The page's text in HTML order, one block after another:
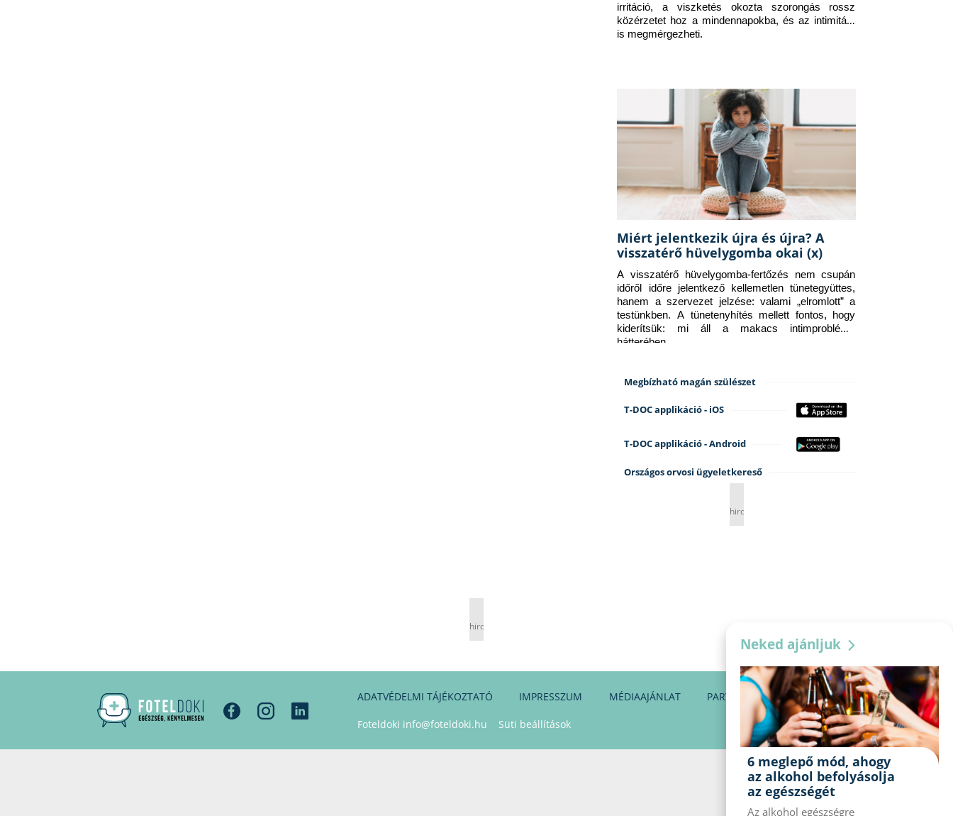
irritáció, a viszketés okozta szorongás rossz
közérzetet hoz a mindennapokba, és az intimitást
is megmérgezheti.
Miért jelentkezik újra és újra? A
visszatérő hüvelygomba okai (x)
A visszatérő hüvelygomba-fertőzés nem csupán
időről időre jelentkező kellemetlen tünetegyüttes,
hanem a szervezet jelzése: valami „elromlott” a
testünkben. A tünetenyhítés mellett fontos, hogy
kiderítsük: mi áll a makacs intimprobléma
hátterében.
Megbízható magán szülészet
T-DOC applikáció - iOS
T-DOC applikáció - Android
Országos orvosi ügyeletkereső
hirdetés
hirdetés
ADATVÉDELMI TÁJÉKOZTATÓ IMPRESSZUM MÉDIAAJÁNLAT PARTNEREINK KAPCSOLAT
Foteldoki info@foteldoki.hu Süti beállítások
Neked ajánljuk
6 meglepő mód, ahogy
az alkohol befolyásolja
az egészségét
Az alkohol egészségre